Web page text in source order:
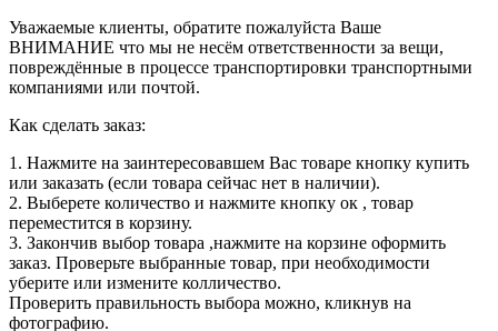
Уважаемые клиенты, обратите пожалуйста Ваше
ВНИМАНИЕ что мы не несём ответственности за вещи,
повреждённые в процессе транспортировки транспортными
компаниями или почтой.
Как сделать заказ:
1. Нажмите на заинтересовавшем Вас товаре кнопку купить
или заказать (если товара сейчас нет в наличии).
2. Выберете количество и нажмите кнопку ок , товар
переместится в корзину.
3. Закончив выбор товара ,нажмите на корзине оформить
заказ. Проверьте выбранные товар, при необходимости
уберите или измените колличество.
Проверить правильность выбора можно, кликнув на
фотографию.